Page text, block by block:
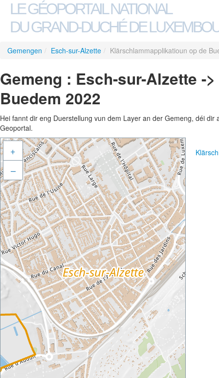
LE GÉOPORTAIL NATIONAL
DU GRAND-DUCHÉ DE
Gemengen / Esch-sur-Alzette / Klärschlammapplikatioun op de
Gemeng : Esch-sur-Alzette -
Buedem 2022
Hei fannt dir eng Duerstellung vun dem Layer an der Gemeng, déi
Geoportal.
+
–